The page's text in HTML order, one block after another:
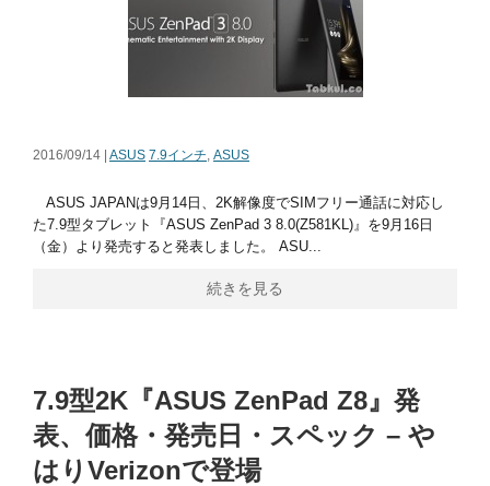
2016/09/14 | ASUS 7.9インチ, ASUS
ASUS JAPANは9月14日、2K解像度でSIMフリー通話に対応し
た7.9型タブレット『ASUS ZenPad 3 8.0(Z581KL)』を9月16日
（金）より発売すると発表しました。 ASU...
続きを見る
7.9型2K『ASUS ZenPad Z8』発
表、価格・発売日・スペック – や
はりVerizonで登場